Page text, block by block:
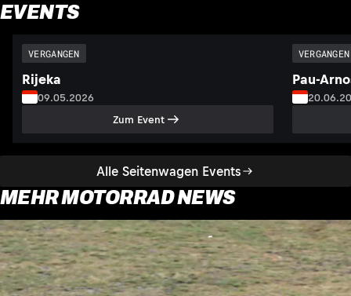
EVENTS
Alle Seitenwagen Events
VERGANGEN
Rijeka
09.05.2026
Zum Event
VERGANGEN
Pau-
MEHR MOTORRAD NEWS